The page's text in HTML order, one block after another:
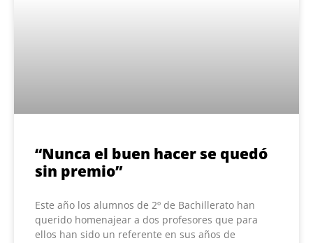
“Nunca el buen hacer se quedó
sin premio”
Este año los alumnos de 2º de Bachillerato han
querido homenajear a dos profesores que para
ellos han sido un referente en sus años de